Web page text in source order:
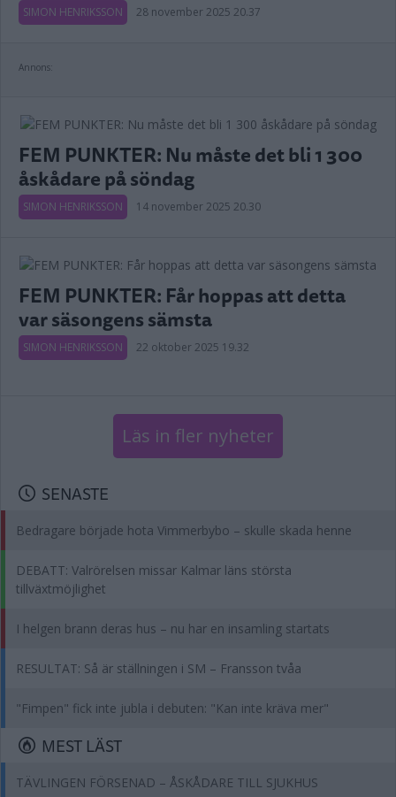
SIMON HENRIKSSON 28 november 2025 20.37
Annons:
FEM PUNKTER: Nu måste det bli 1 300
åskådare på söndag
SIMON HENRIKSSON 14 november 2025 20.30
FEM PUNKTER: Får hoppas att detta
var säsongens sämsta
SIMON HENRIKSSON 22 oktober 2025 19.32
Läs in fler nyheter
SENASTE
Bedragare började hota Vimmerbybo – skulle skada henne
DEBATT: Valrörelsen missar Kalmar läns största
tillväxtmöjlighet
I helgen brann deras hus – nu har en insamling startats
RESULTAT: Så är ställningen i SM – Fransson tvåa
"Fimpen" fick inte jubla i debuten: "Kan inte kräva mer"
MEST LÄST
TÄVLINGEN FÖRSENAD – ÅSKÅDARE TILL SJUKHUS